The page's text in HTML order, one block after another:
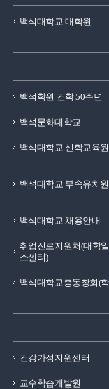
백석대학교 대학원
백석학원 건학 50주년
백석문화대학교
백석대학교 신학교육원
백석대학교 부속유치원
백석대학교 채용안내
취업진로지원처(대학
스센터)
백석대학교총동창회(
건강가정지원센터
교수학습개발원